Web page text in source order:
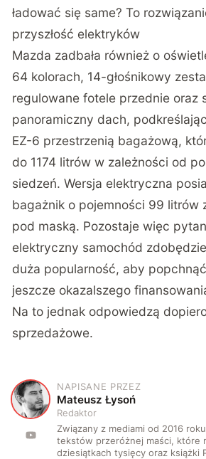
ładować się same? To
przyszłość elektryków
Mazda zadbała również o
64 kolorach, 14-głośnikowy
regulowane fotele przednie oraz
panoramiczny dach,
EZ-6 przestrzenią bagażową,
do 1174 litrów w zależności od
siedzeń. Wersja elektryczna
bagażnik o pojemności 99 litrów
pod maską. Pozostaje więc
elektryczny samochód
duża popularność, aby
jeszcze okazalszego
Na to jednak odpowiedzą
sprzedażowe.
M
NAPISANE PRZEZ
Mateusz Łysoń
Redaktor
Związany z mediami od 2016
tekstów przeróżnej maści, które
dziesiątkach tysięcy oraz książki